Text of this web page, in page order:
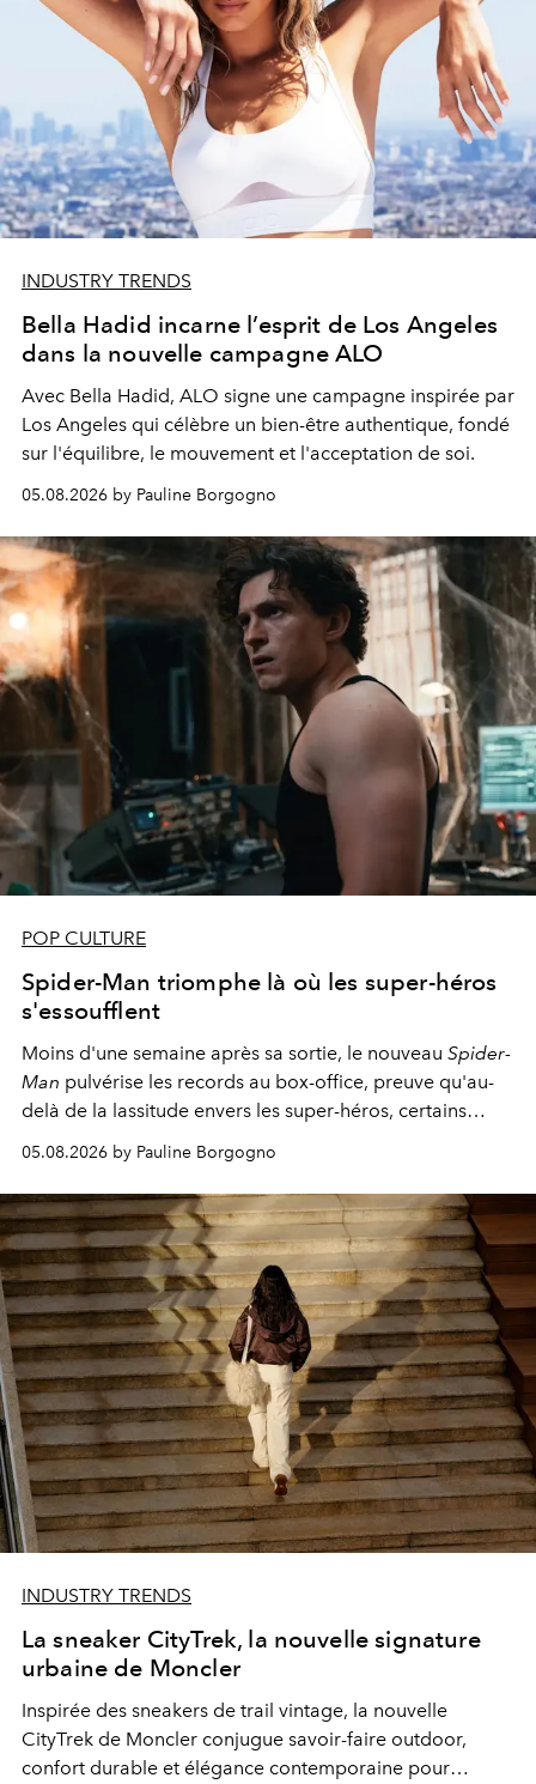
INDUSTRY TRENDS
Bella Hadid incarne l’esprit de Los Angeles
dans la nouvelle campagne ALO
Avec Bella Hadid, ALO signe une campagne inspirée par
Los Angeles qui célèbre un bien-être authentique, fondé
sur l'équilibre, le mouvement et l'acceptation de soi.
05.08.2026 by Pauline Borgogno
POP CULTURE
Spider-Man triomphe là où les super-héros
s'essoufflent
Moins d'une semaine après sa sortie, le nouveau Spider-
Man pulvérise les records au box-office, preuve qu'au-
delà de la lassitude envers les super-héros, certains
personnages continuent de susciter une ferveur intacte.
05.08.2026 by Pauline Borgogno
INDUSTRY TRENDS
La sneaker CityTrek, la nouvelle signature
urbaine de Moncler
Inspirée des sneakers de trail vintage, la nouvelle
CityTrek de Moncler conjugue savoir-faire outdoor,
confort durable et élégance contemporaine pour